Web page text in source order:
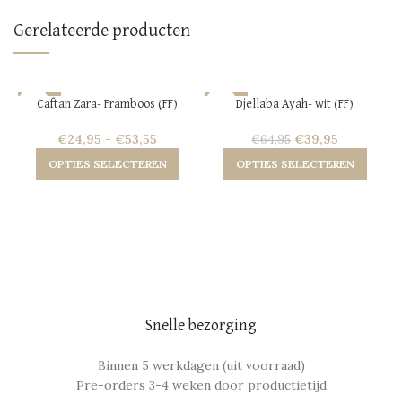
Gerelateerde producten
-60%
Caftan Zara- Framboos (FF)
€24,95 - €53,55
OPTIES SELECTEREN
-38%Djellaba Ayah- wit (FF)
€64,95 €39,95
OPTIES SELECTEREN
Snelle bezorging
Binnen 5 werkdagen (uit voorraad)
Pre-orders 3-4 weken door productietijd